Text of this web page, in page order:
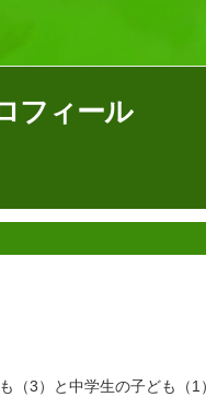
フィール
（3）と中学生の子ども（